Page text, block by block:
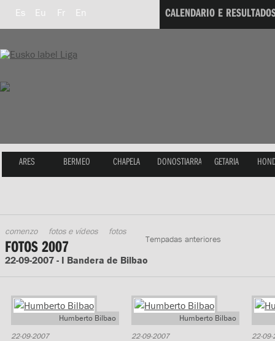
Es Eu Fr En CALENDARIO E
ARES BERMEO CHAPELA DONOSTIARRA GETARIA
comenzo fotos e vídeos fotos
FOTOS 2007
22-09-2007 - I Bandera de Bilbao
Tempadas anteriores
Humberto Bilbao
22-09-2007
Humberto Bilbao
22-09-2007 22-09-